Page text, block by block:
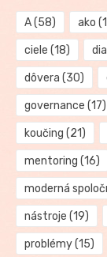
A(58) ako
ciele (18)
dôvera (30)
governance (17)
koučing (21)
mentoring (16)
moderná
nástroje (19)
problémy(15)